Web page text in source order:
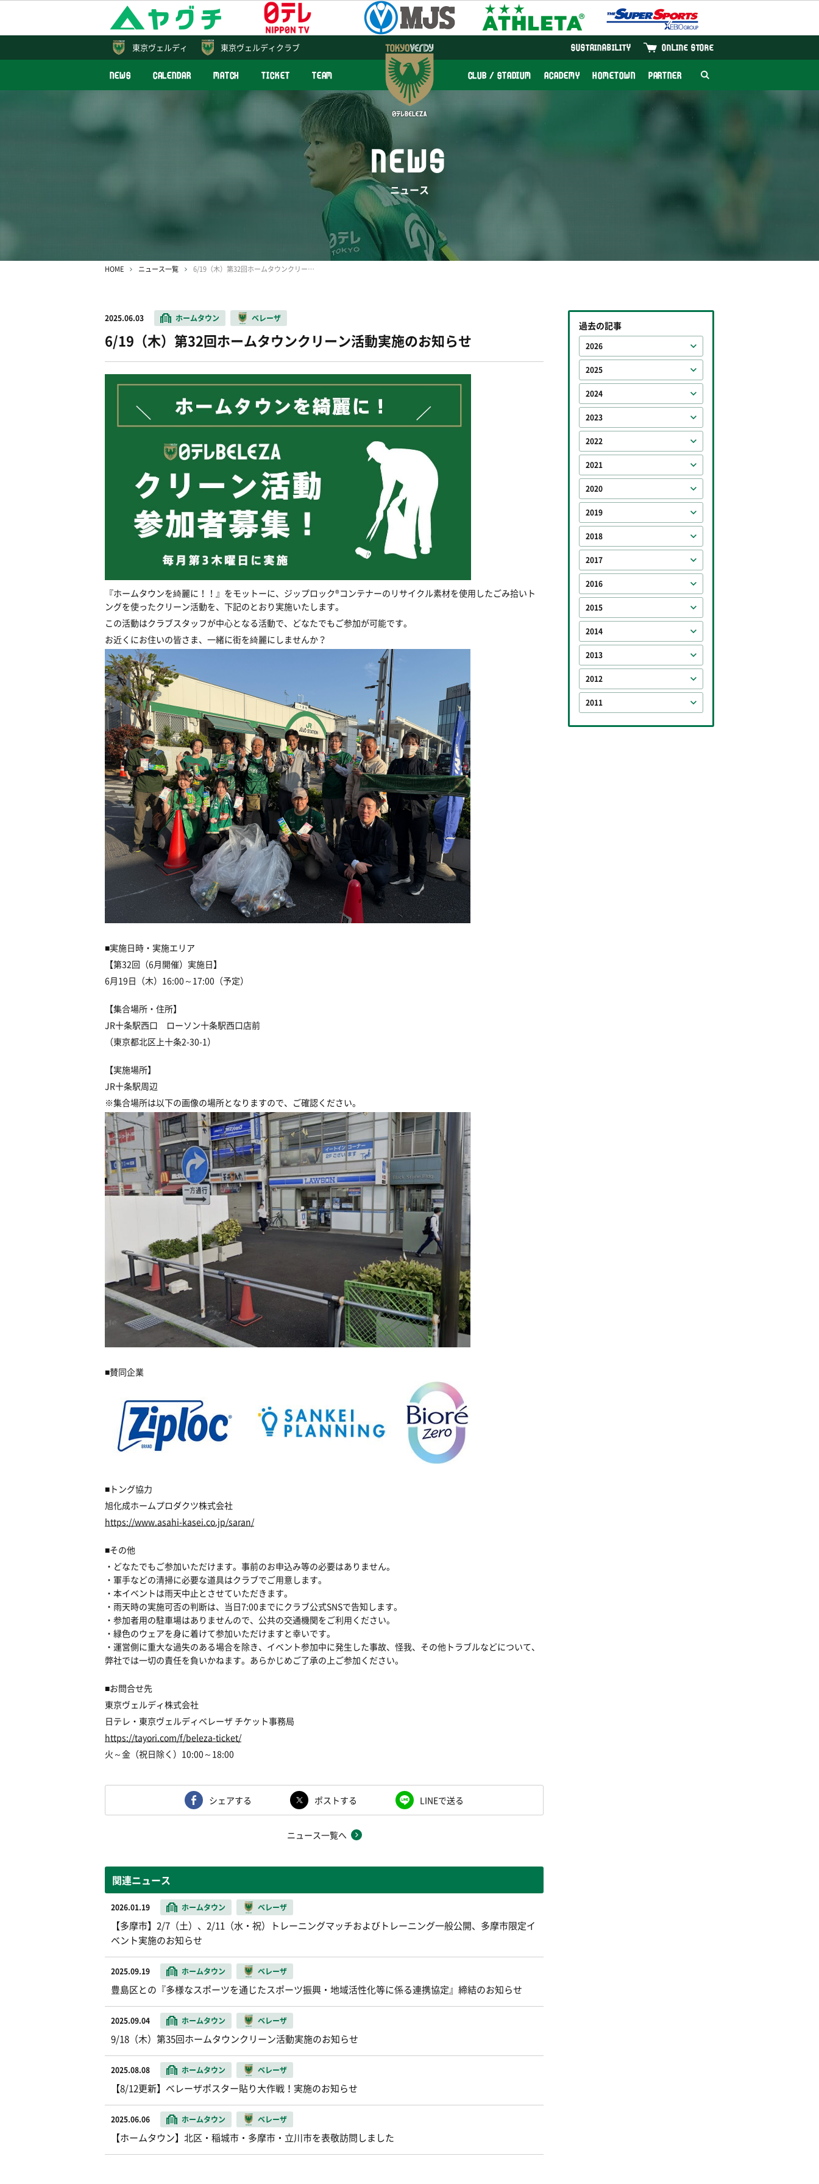
東京ヴェルディクラブ ONLINE STORE
SUSTAINABILITY
NEWS CALENDAR MATCH TICKET TEAM CLUB / STADIUM ACADEMY HOMETOWN PARTNER
東京ヴェルディ
NEWS
ニュース
HOME ニュース一覧 6/19（木）第32回ホームタウンクリーン活動実施のお知らせ
2025.06.03 ホームタウン ベレーザ
6/19（木）第32回ホームタウンクリーン活動実施のお知らせ
『ホームタウンを綺麗に！！』をモットーに、ジップロック®コンテナーのリサイクル素材を使用したごみ拾いト
ングを使ったクリーン活動を、下記のとおり実施いたします。
この活動はクラブスタッフが中心となる活動で、どなたでもご参加が可能です。
お近くにお住いの皆さま、一緒に街を綺麗にしませんか？
■実施日時・実施エリア
【第32回（6月開催）実施日】
6月19日（木）16:00～17:00（予定）
【集合場所 ・住所】
JR十条駅西口 ローソン十条駅西口店前
（東京都北区上十条2-30-1）
【実施場所】
JR十条駅周辺
※集合場所は以下の画像の場所となりますので、ご確認ください。
■賛同企業
■トング協力
旭化成ホームプロダクツ株式会社
https://www.asahi-kasei.co.jp/saran/
■その他
・どなたでもご参加いただけます。事前のお申込み等の必要はありません。
・軍手などの清掃に必要な道具はクラブでご用意します。
・本イベントは雨天中止とさせていただきます。
・雨天時の実施可否の判断は、当日7:00までにクラブ公式SNSで告知します。
・参加者用の駐車場はありませんので、公共の交通機関をご利用ください。
・緑色のウェアを身に着けて参加いただけますと幸いです。
・運営側に重大な過失のある場合を除き、イベント参加中に発生した事故、怪我、その他トラブルなどについて、
弊社では一切の責任を負いかねます。あらかじめご了承の上ご参加ください。
■お問合せ先
東京ヴェルディ株式会社
日テレ・東京ヴェルディベレーザ チケット事務局
https://tayori.com/f/beleza-ticket/
火～金（祝日除く）10:00～18:00
シェアする ポストする LINEで送る
ニュース一覧へ
関連ニュース
2026.01.19 ホームタウン ベレーザ
【多摩市】2/7（土）、2/11（水・祝）トレーニングマッチおよびトレーニング一般公開、多摩市限定イ
ベント実施のお知らせ
2025.09.19 ホームタウン ベレーザ
豊島区との『多様なスポーツを通じたスポーツ振興・地域活性化等に係る連携協定』締結のお知らせ
2025.09.04 ホームタウン ベレーザ
9/18（木）第35回ホームタウンクリーン活動実施のお知らせ
2025.08.08 ホームタウン ベレーザ
【8/12更新】ベレーザポスター貼り大作戦！実施のお知らせ
2025.06.06 ホームタウン ベレーザ
【ホームタウン】北区・稲城市・多摩市・立川市を表敬訪問しました
過去の記事
2026
2025
2024
2023
2022
2021
2020
2019
2018
2017
2016
2015
2014
2013
2012
2011